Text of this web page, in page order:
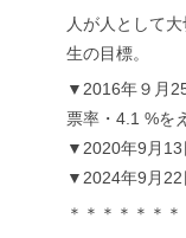
人が人として
生の目標。
▼2016年９月
票率・4.1 %を
▼2020年9月13
▼2024年9月22
＊＊＊＊＊＊＊